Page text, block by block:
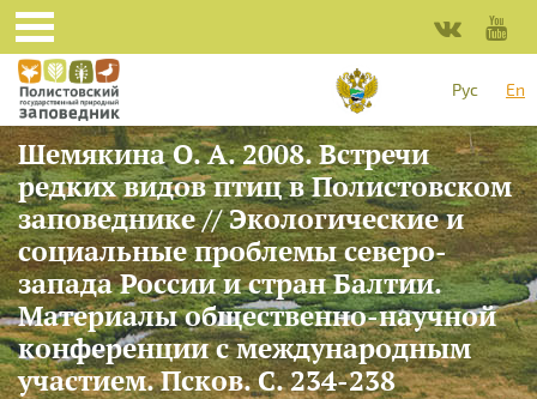
Skip to main content
Рус
En
Шемякина О. А. 2008. Встречи
редких видов птиц в Полистовском
заповеднике // Экологические и
социальные проблемы северо-
запада России и стран Балтии.
Материалы общественно-научной
конференции с международным
участием. Псков. С. 234-238